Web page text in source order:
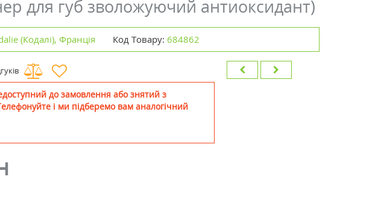
для губ зволожуючий антиоксидант)
(Кодалі), Франція Код Товару: 684862
до замовлення або знятий з
і ми підберемо вам аналогічний